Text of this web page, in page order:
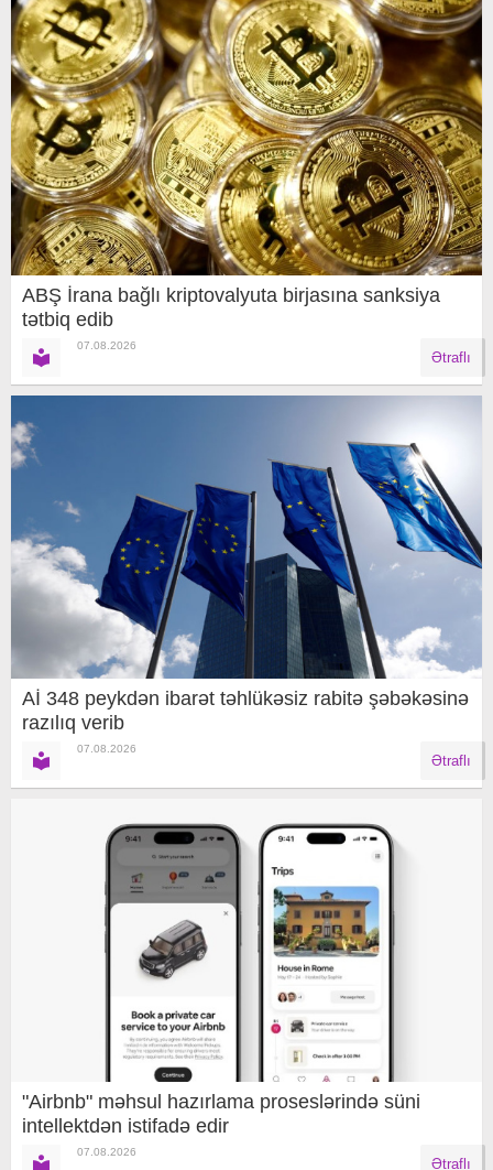
ABŞ İrana bağlı kriptovalyuta birjasına sanksiya
tətbiq edib
07.08.2026
Ətraflı
Aİ 348 peykdən ibarət təhlükəsiz rabitə şəbəkəsinə
razılıq verib
07.08.2026
Ətraflı
"Airbnb" məhsul hazırlama proseslərində süni
intellektdən istifadə edir
07.08.2026
Ətraflı